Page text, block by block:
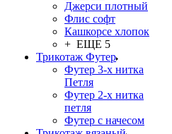
Джерси плотный
Флис софт
Кашкорсе хлопок
+ ЕЩЕ 5
Трикотаж Футер
Футер 3-х нитка
Петля
Футер 2-х нитка
петля
Футер с начесом